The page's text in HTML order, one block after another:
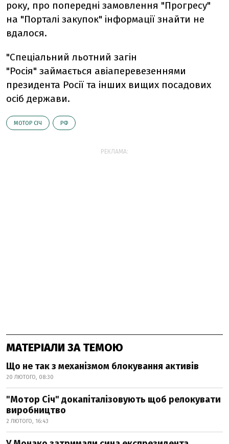
року, про попередні замовлення "Прогресу"
на "Порталі закупок" інформації знайти не
вдалося.
"Спеціальний льотний загін
"Росія" займається авіаперевезеннями
президента Росії та інших вищих посадових
осіб держави.
МОТОР СІЧ РФ
РЕКЛАМА:
МАТЕРІАЛИ ЗА ТЕМОЮ
Що не так з механізмом блокування активів
20 ЛЮТОГО, 08:30
"Мотор Січ" докапіталізовують щоб релокувати
виробництво
2 ЛЮТОГО, 16:43